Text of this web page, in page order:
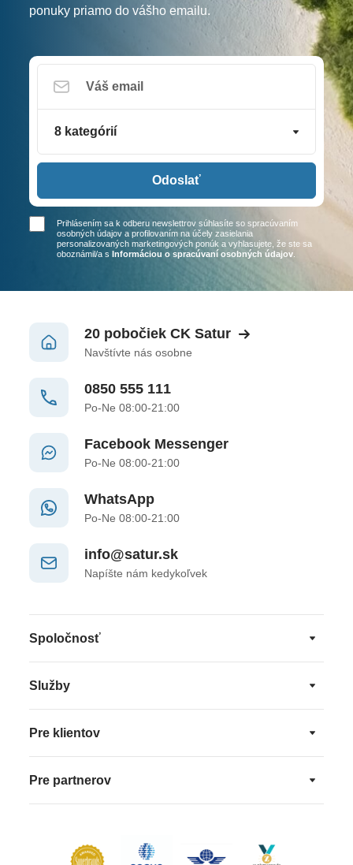
ponuky priamo do vášho emailu.
8 kategórií
Odoslať
Prihlásením sa k odberu newslettrov súhlasíte so spracúvaním
osobných údajov a profilovaním na účely zasielania
personalizovaných marketingových ponúk a vyhlasujete, že ste sa
oboznámil/a s Informáciou o spracúvaní osobných údajov
20 pobočiek CK Satur
Navštívte nás osobne
0850 555 111
Po-Ne 08:00-21:00
Facebook Messenger
Po-Ne 08:00-21:00
WhatsApp
Po-Ne 08:00-21:00
info@satur.sk
Napíšte nám kedykoľvek
Spoločnosť
Služby
Pre klientov
Pre partnerov